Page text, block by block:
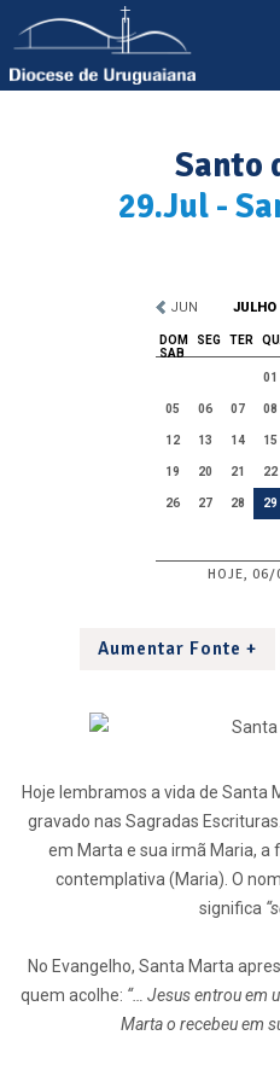
Santo
29.Jul -
JUN JULHO
DOM SEG TER
SAB
01
05 06 07 08
12 13 14 15
19 20 21 22
26 27 28 29
HOJE,
Aumentar Fonte +
Hoje lembramos a vida de
gravado nas Sagradas
em Marta e sua irmã Maria, a
contemplativa (Maria). O
significa
No Evangelho, Santa Marta
quem acolhe: “… Jesus entrou em
Marta o recebeu em